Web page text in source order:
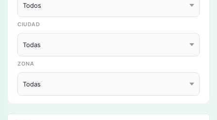
CIUDAD
ZONA